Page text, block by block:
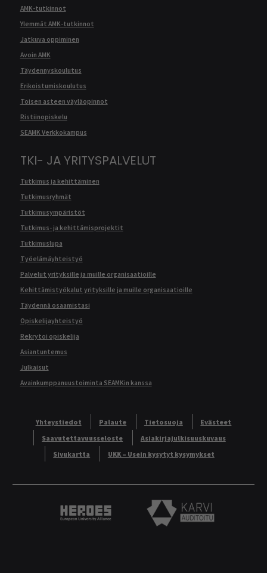
AMK-tutkinnot
Ylemmät AMK-tutkinnot
Jatkuva oppiminen
Avoin AMK
Täydennyskoulutus
Erikoistumiskoulutus
Toisen asteen väyläopinnot
Ristiinopiskelu
SEAMK Verkkokampus
TKI- JA YRITYSPALVELUT
Tutkimus ja kehittäminen
Tutkimusryhmät
Tutkimusympäristöt
Tutkimus- ja kehittämisprojektit
Tutkimuslupa
Työelämäyhteistyö
Palvelut yrityksille ja muille organisaatioille
Kehittämistyökalut yrityksille ja muille organisaatioille
Täydennä osaamistasi
Opiskelijayhteistyö
Rekrytoi opiskelija
Asiantuntemus
Julkaisut
Avainkumppanuustoiminta SEAMKin kanssa
Yhteystiedot Palaute Tietosuoja
Evästeet
Saavutettavuusseloste
Asiakirjajulkisuuskuvaus
Sivukartta
UKK – Usein kysytyt kysymykset
Heroes European University Alliance logo
Karvi Auditoitu logo